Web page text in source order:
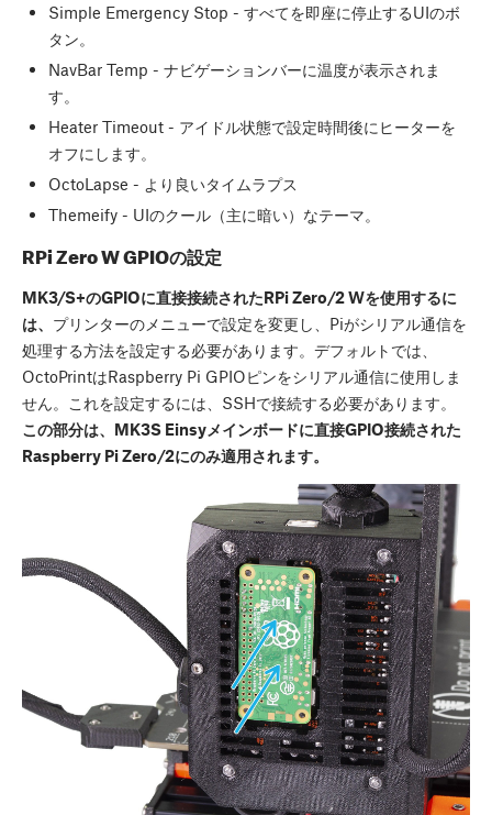
Simple Emergency Stop - すべてを即座に停止するUIのボ
タン。
NavBar Temp - ナビゲーションバーに温度が表示されま
す。
Heater Timeout - アイドル状態で設定時間後にヒーターを
オフにします。
OctoLapse - より良いタイムラプス
Themeify - UIのクール（主に暗い）なテーマ。
RPi Zero W GPIOの設定
MK3/S+のGPIOに直接接続されたRPi Zero/2 Wを使用するに
は、 プリンターのメニューで設定を変更し、Piがシリアル通信を
処理する方法を設定する必要があります。デフォルトでは、
OctoPrintはRaspberry Pi GPIOピンをシリアル通信に使用しま
せん。これを設定するには、SSHで接続する必要があります。
この部分は、MK3S Einsyメインボードに直接GPIO接続された
Raspberry Pi Zero/2にのみ適用されます。